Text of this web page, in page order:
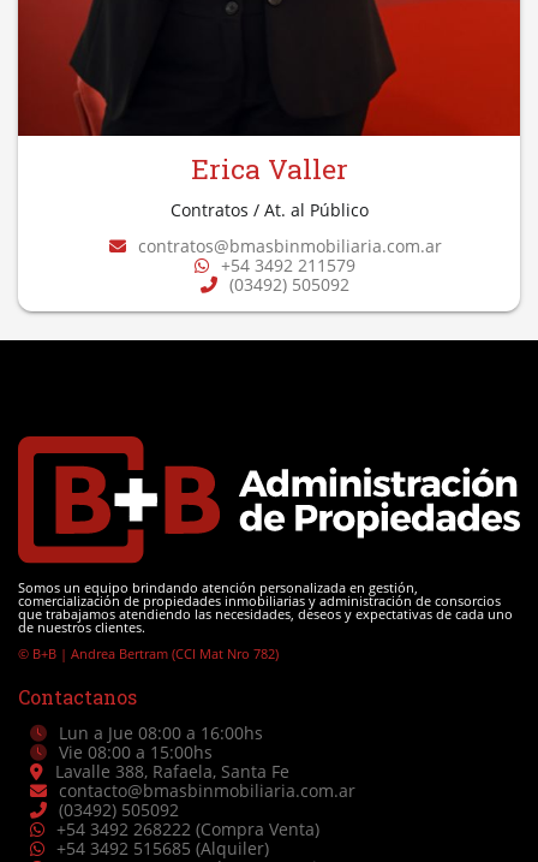
Erica Valler
Contratos / At. al Público
contratos@bmasbinmobiliaria.com.ar
+54 3492 211579
(03492) 505092
Somos un equipo brindando atención personalizada en gestión,
comercialización de propiedades inmobiliarias y administración de consorcios
que trabajamos atendiendo las necesidades, deseos y expectativas de cada uno
de nuestros clientes.
© B+B | Andrea Bertram (CCI Mat Nro 782)
Contactanos
Lun a Jue 08:00 a 16:00hs
Vie 08:00 a 15:00hs
Lavalle 388, Rafaela, Santa Fe
contacto@bmasbinmobiliaria.com.ar
(03492) 505092
+54 3492 268222 (Compra Venta)
+54 3492 515685 (Alquiler)